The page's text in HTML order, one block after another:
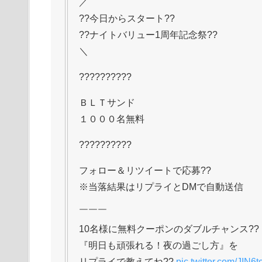
／
??今日からスタート??
??ナイトバリュー1周年記念祭??
＼
??????????
ＢＬＴサンド
１０００名無料
??????????
フォロー＆リツイートで応募??
※当落結果はリプライとDMで自動送信
￣￣￣
10名様に無料クーポンのダブルチャンス??
『明日も頑張れる！夜の過ごし方』を